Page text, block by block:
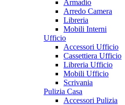
Armadio
Arredo Camera
Libreria
Mobili Interni
Ufficio
Accessori Ufficio
Cassettiera Ufficio
Libreria Ufficio
Mobili Ufficio
Scrivania
Pulizia Casa
Accessori Pulizia